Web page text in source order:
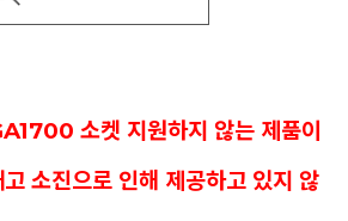
소켓 지원하지 않는 제품이
소진으로 인해 제공하고 있지 않